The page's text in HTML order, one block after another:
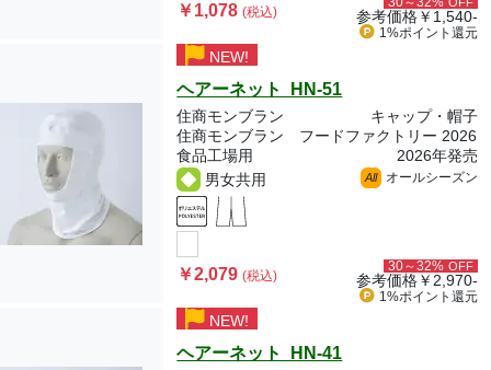
￥1,078(税込) 参考価格￥1,540-
1%ポイント 還元
NEW!
ヘアーネット HN-51
住商モンブラン
キャップ・帽子
住商モンブラン フードファクトリー 2026
食品工場用
2026年発売
男女共用
All オールシーズン
￥2,079(税込)
30～32% OFF
参考価格￥2,970-
1%ポイント 還元
NEW!
ヘアーネット HN-41